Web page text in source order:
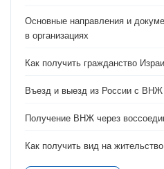
Основные направления и
в организациях
Как получить гражданство
Въезд и выезд из России с ВНЖ
Получение ВНЖ через
Как получить вид на